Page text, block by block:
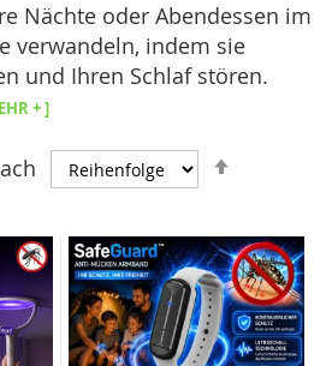
Nächte oder Abendessen im
verwandeln, indem sie
und Ihren Schlaf stören.
+ ]